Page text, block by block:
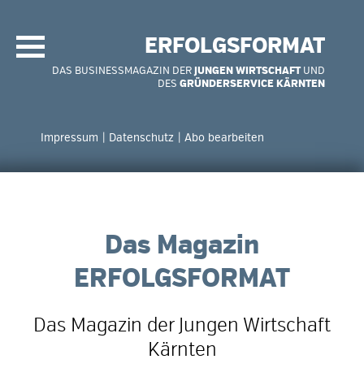
ERFOLGSFORMAT
DAS BUSINESSMAGAZIN DERJUNGEN WIRTSCHAFTUND
DES GRÜNDERSERVICE KÄRNTEN
überspringen
Impressum Datenschutz Abo bearbeiten
Das Magazin
ERFOLGSFORMAT
Das Magazin der Jungen Wirtschaft
Kärnten